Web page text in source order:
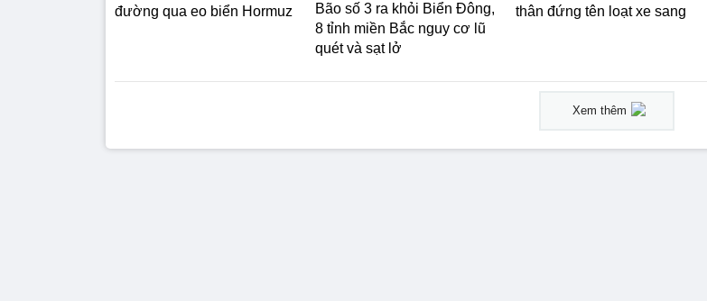
đường qua eo biển Hormuz
Bão số 3 ra khỏi Biển Đông,
8 tỉnh miền Bắc nguy cơ lũ
quét và sạt lở
thân đứng tên loạt xe sang
Xem thêm